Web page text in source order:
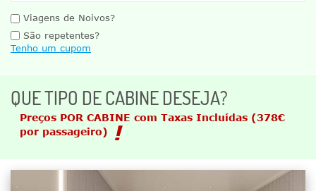
Viagens de Noivos?
São repetentes?
Tenho um cupom
QUE TIPO DE CABINE DESEJA?
Preços POR CABINE com Taxas Incluídas (378€
por passageiro)